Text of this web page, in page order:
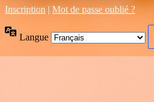
Inscription | Mot de passe oublié ?
Langue